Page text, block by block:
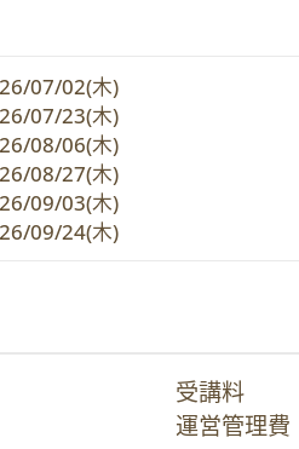
07/02(木)
07/23(木)
08/06(木)
08/27(木)
09/03(木)
09/24(木)
受講料
運営管理費